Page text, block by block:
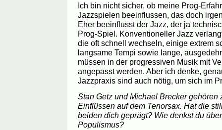
Ich bin nicht sicher, ob meine Prog-
Jazzspielen beeinflussen, das doch
Eher beeinflusst der Jazz, der ja
Prog-Spiel. Konventioneller Jazz
die oft schnell wechseln, einige extrem
langsame Tempi sowie lange,
müssen in der progressiven Musik mit
angepasst werden. Aber ich denke,
Jazzpraxis sind auch nötig, um sich im
Stan Getz und Michael Brecker gehören
Einflüssen auf dem Tenorsax. Hat die
beiden dich geprägt? Wie denkst du
Populismus?